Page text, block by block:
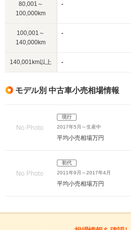
80,001～
100,000km
-
100,001～
140,000km
-
140,001km以上 -
モデル別 中古車小売相場情報
現行
2017年5月～生産中
平均小売相場万円
初代
2011年9月～2017年4月
平均小売相場万円